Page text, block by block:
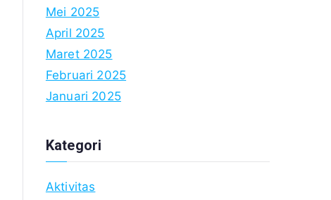
Mei 2025
April 2025
Maret 2025
Februari 2025
Januari 2025
Kategori
Aktivitas